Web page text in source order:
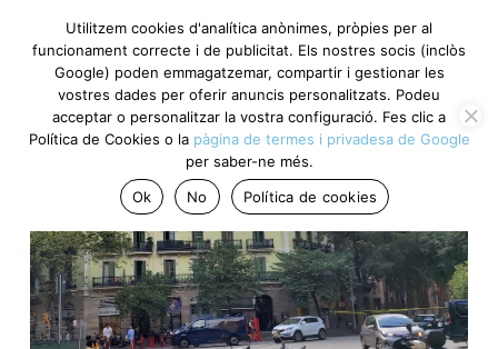
Utilitzem cookies d'analítica anònimes, pròpies per al
funcionament correcte i de publicitat. Els nostres socis (inclòs
Google) poden emmagatzemar, compartir i gestionar les
vostres dades per oferir anuncis personalitzats. Podeu
acceptar o personalitzar la vostra configuració. Fes clic a
Política de Cookies o la pàgina de termes i privadesa de Google
per saber-ne més.
Ok
No Política de cookies